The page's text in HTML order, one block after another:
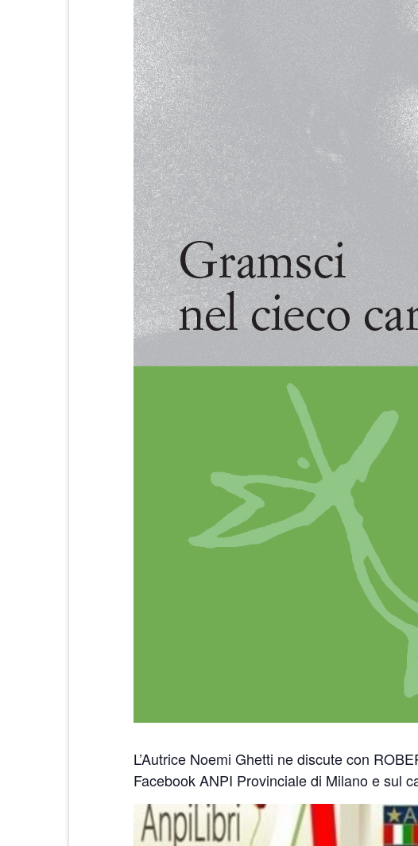
L’Autrice Noemi Ghetti ne discute con
Facebook ANPI Provinciale di Milano e sul